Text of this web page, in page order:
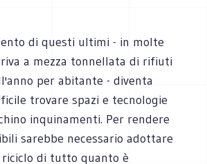
di questi ultimi - in molte
a mezza tonnellata di rifiuti
per abitante - diventa
trovare spazi e tecnologie
inquinamenti. Per rendere
sarebbe necessario adottare
di tutto quanto è